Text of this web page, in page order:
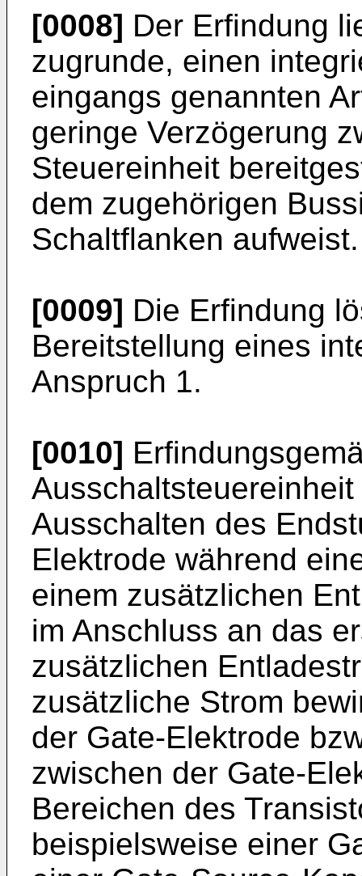
[0008] Der Erfindung
zugrunde, einen
eingangs genannten
geringe Verzögerung
Steuereinheit
dem zugehörigen
Schaltflanken aufweist.
[0009] Die Erfindung
Bereitstellung eines
Anspruch 1.
[0010]
Ausschalten des
Elektrode während
einem zusätzlichen
im Anschluss an das
zusätzlichen
zusätzliche Strom
der Gate-Elektrode
zwischen der Gate-
Bereichen des
beispielsweise einer